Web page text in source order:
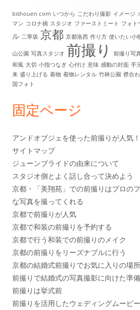
イ
ン
サ
イ
バ
ー
bishouen.com いつから こだわり撮影 イメージ
マン コロナ禍 スタジオ ファーストミート フォト
ル 二寧坂 京都 京都洛西 作り方 使いたい小
山公園 写真スタジオ 前撮り 前撮り写
和風 大切 小指つなぎ 心付け 意味 感動の対面 手
来 盛り上げる 着物 着物レンタル 竹林公園 襟合
国フォト
固定ページ
アンドオブジェを使った前撮りが人気！
サイトマップ
ジューンブライドの由来について
スタジオ側とよく話し合って決めよう
京都・「美翔苑」での前撮りはプロの
な写真を撮ってくれる
京都で前撮りが人気
京都で和装の前撮りを予約する
京都で行う和装での前撮りのメイク
京都の前撮りをリーズナブルに行う
京都の結婚式前撮りでお気に入りの場所
前撮りで結婚式の写真撮影に向けた準備
前撮りは挙式前
前撮りを活用したウェディングムービ